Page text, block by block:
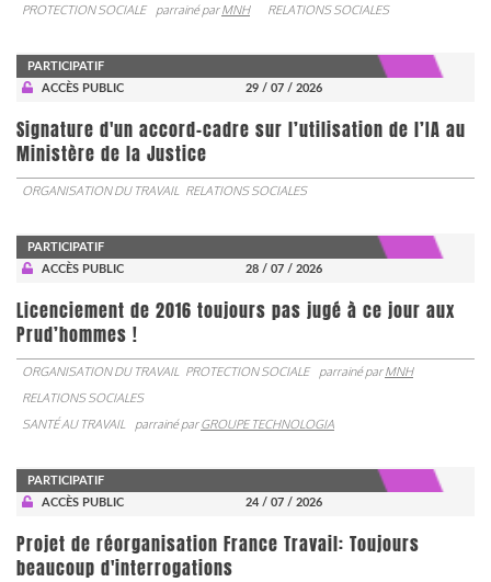
PROTECTION SOCIALE
parrainé parMNH RELATIONS SOCIALES
PARTICIPATIF
ACCÈS PUBLIC
29 / 07 / 2026
Signature d'un accord-cadre sur l’utilisation de l’IA au
Ministère de la Justice
ORGANISATION DU TRAVAIL RELATIONS SOCIALES
PARTICIPATIF
ACCÈS PUBLIC
28 / 07 / 2026
Licenciement de 2016 toujours pas jugé à ce jour aux
Prud’hommes !
ORGANISATION DU TRAVAIL PROTECTION SOCIALE parrainé parMNH
RELATIONS SOCIALES
SANTÉ AU TRAVAIL
parrainé parGROUPE TECHNOLOGIA
PARTICIPATIF
ACCÈS PUBLIC
24 / 07 / 2026
Projet de réorganisation France Travail: Toujours
beaucoup d'interrogations